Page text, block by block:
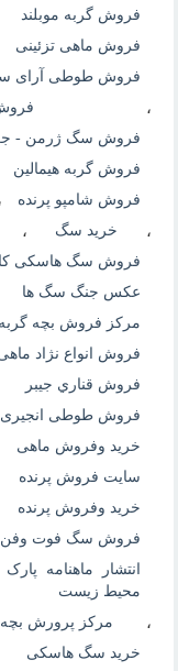
فروش گربه موبلند
فروش ماهی تزئینی
فروش طوطی آرای
،
فروش سگ ژرمن -
فروش گربه هیمالین
فروش شامپو پرنده
، خرید سگ ،
فروش سگ هاسکی
عکس جنگ سگ ها
مرکز فروش بچه گربه
فروش انواع نژاد
فروش قناري جيبر
فروش طوطی انجیری
خرید وفروش ماهی
سایت فروش پرنده
خرید وفروش پرنده
فروش سگ فوت وفن
انتشار ماهنامه
محیط زیست
، مرکز پرورش بچه
خرید سگ هاسکی